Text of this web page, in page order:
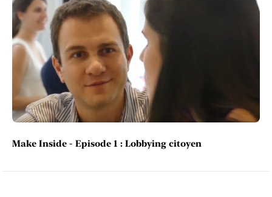
Make Inside - Episode 1 : Lobbying citoyen